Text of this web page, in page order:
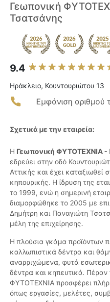
Γεωπονική
Τσατσάνης
9.4
Ηράκλειο, Κουντουριώτου 13
Εμφάνιση αριθμού
Σχετικά με την εταιρεία:
Η Γεωπονική ΦΥΤΟΤΕΧΝΙΑ -
εδρεύει στην οδό
Αττικής και έχει καταξιωθεί
κηπουρικής. Η ίδρυση της
το 1999, ενώ η σημερινή
διαμορφώθηκε το 2005 με
Δημήτρη και Παναγιώτη
μέλη της επιχείρησης.
Η πλούσια γκάμα προϊόντων
καλλωπιστικά δέντρα και
αναρριχώμενα, φυτά
δέντρα και κηπευτικά.
ΦΥΤΟΤΕΧΝΙΑ προσφέρει
όπως εργασίες, μελέτες,